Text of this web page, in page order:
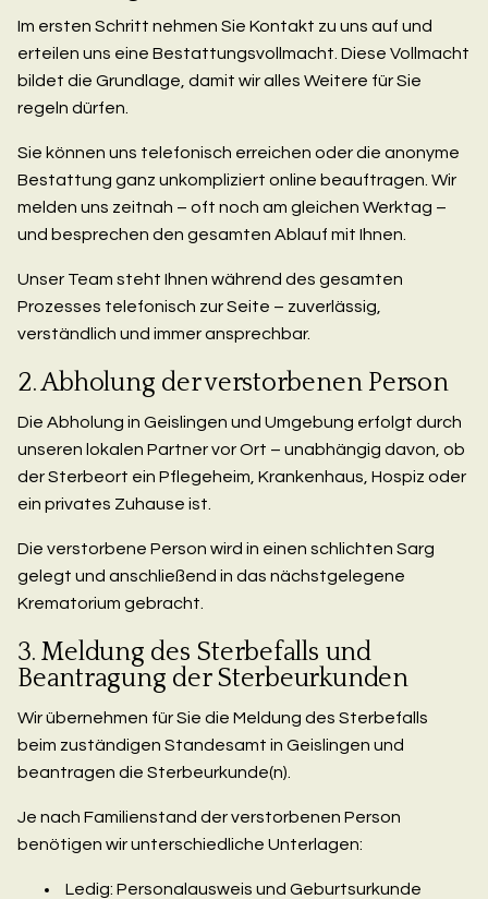
Im ersten Schritt nehmen Sie Kontakt zu uns auf und
erteilen uns eine Bestattungsvollmacht. Diese Vollmacht
bildet die Grundlage, damit wir alles Weitere für Sie
regeln dürfen.
Sie können uns telefonisch erreichen oder die anonyme
Bestattung ganz unkompliziert online beauftragen. Wir
melden uns zeitnah – oft noch am gleichen Werktag –
und besprechen den gesamten Ablauf mit Ihnen.
Unser Team steht Ihnen während des gesamten
Prozesses telefonisch zur Seite – zuverlässig,
verständlich und immer ansprechbar.
2. Abholung der verstorbenen Person
Die Abholung in Geislingen und Umgebung erfolgt durch
unseren lokalen Partner vor Ort – unabhängig davon, ob
der Sterbeort ein Pflegeheim, Krankenhaus, Hospiz oder
ein privates Zuhause ist.
Die verstorbene Person wird in einen schlichten Sarg
gelegt und anschließend in das nächstgelegene
Krematorium gebracht.
3. Meldung des Sterbefalls und
Beantragung der Sterbeurkunden
Wir übernehmen für Sie die Meldung des Sterbefalls
beim zuständigen Standesamt in Geislingen und
beantragen die Sterbeurkunde(n).
Je nach Familienstand der verstorbenen Person
benötigen wir unterschiedliche Unterlagen:
Ledig: Personalausweis und Geburtsurkunde